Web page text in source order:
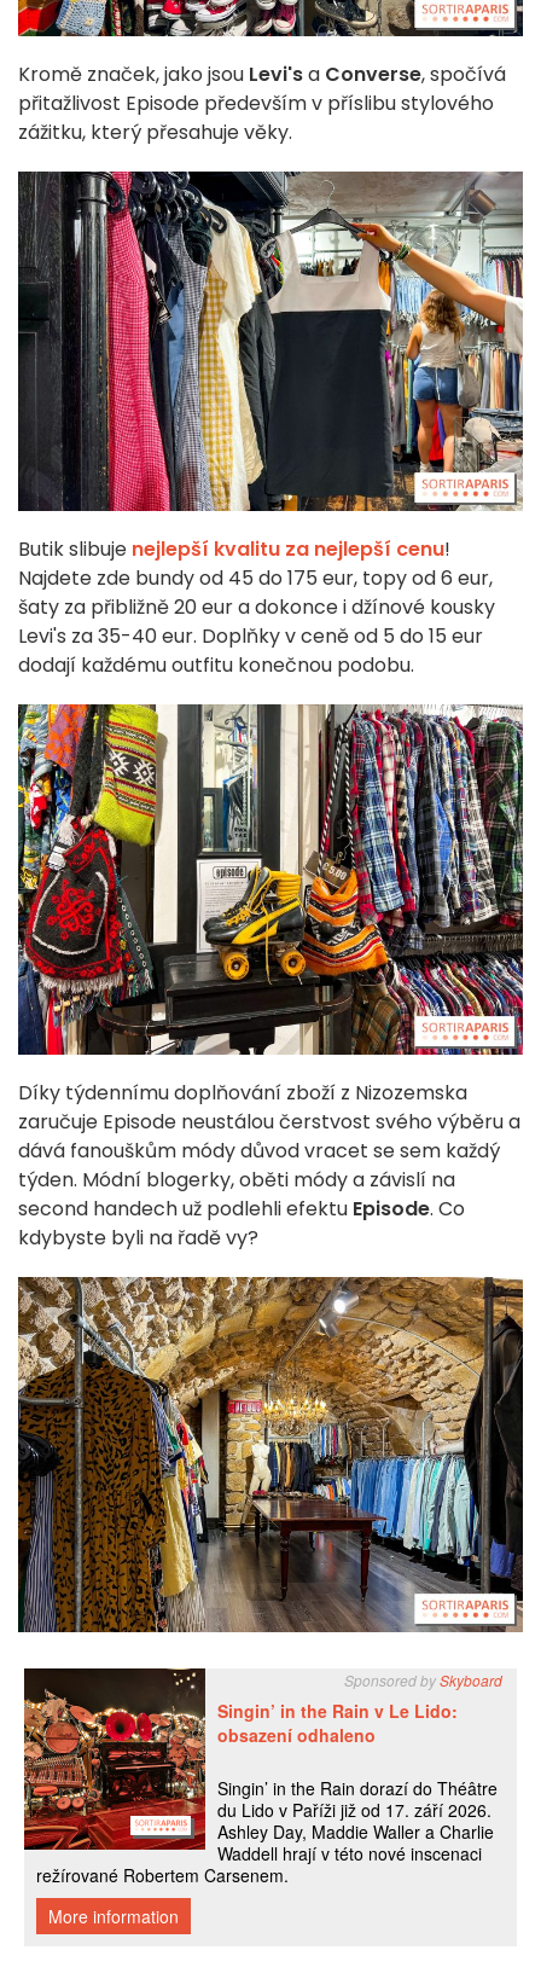
Kromě značek, jako jsou Levi'sa Converse, spočívá
přitažlivost Episode především v příslibu stylového
zážitku, který přesahuje věky.
Butik slibuje nejlepší kvalitu za nejlepší cenu!
Najdete zde bundy od 45 do 175 eur, topy od 6 eur,
šaty za přibližně 20 eur a dokonce i džínové kousky
Levi's za 35-40 eur. Doplňky v ceně od 5 do 15 eur
dodají každému outfitu konečnou podobu.
Díky týdennímu doplňování zboží z Nizozemska
zaručuje Episode neustálou čerstvost svého výběru a
dává fanouškům módy důvod vracet se sem každý
týden. Módní blogerky, oběti módy a závislí na
second handech už podlehli efektu Episode. Co
kdybyste byli na řadě vy?